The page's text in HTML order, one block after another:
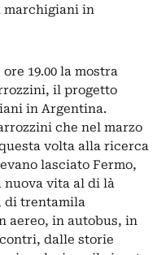
marchigiani in
19.00 la mostra
il progetto
in Argentina.
che nel marzo
volta alla ricerca
lasciato Fermo,
vita al di là
di trentamila
aereo, in autobus, in
dalle storie